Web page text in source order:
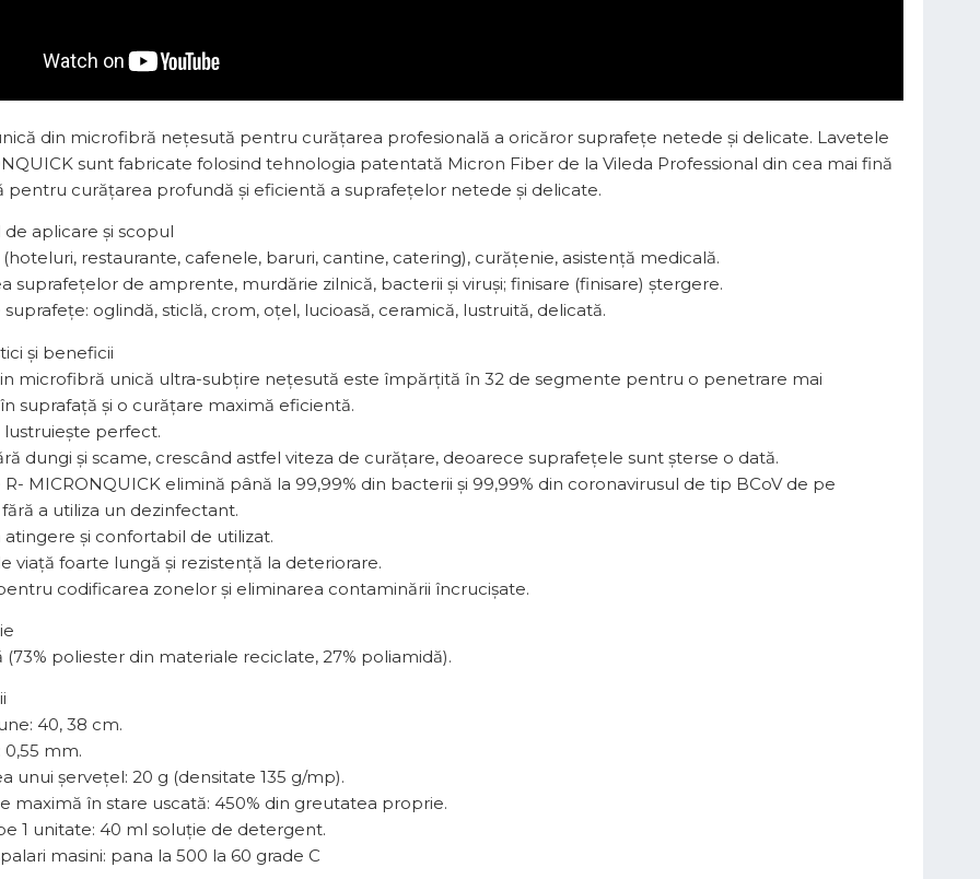
din microfibră nețesută pentru curățarea profesională a oricăror suprafețe netede și delicate. Lavetele
sunt fabricate folosind tehnologia patentată Micron Fiber de la Vileda Professional din cea mai fină
pentru curățarea profundă și eficientă a suprafețelor netede și delicate.
aplicare și scopul
(hoteluri, restaurante, cafenele, baruri, cantine, catering), curățenie, asistență medicală.
suprafețelor de amprente, murdărie zilnică, bacterii și viruși; finisare (finisare) ștergere.
suprafețe: oglindă, sticlă, crom, oțel, lucioasă, ceramică, lustruită, delicată.
și beneficii
microfibră unică ultra-subțire nețesută este împărțită în 32 de segmente pentru o penetrare mai
suprafață și o curățare maximă eficientă.
lustruiește perfect.
dungi și scame, crescând astfel viteza de curățare, deoarece suprafețele sunt șterse o dată.
MICRONQUICK elimină până la 99,99% din bacterii și 99,99% din coronavirusul de tip BCoV de pe
a utiliza un dezinfectant.
atingere și confortabil de utilizat.
viață foarte lungă și rezistență la deteriorare.
codificarea zonelor și eliminarea contaminării încrucișate.
(73% poliester din materiale reciclate, 27% poliamidă).
40, 38 cm.
0,55 mm.
unui șervețel: 20 g (densitate 135 g/mp).
maximă în stare uscată: 450% din greutatea proprie.
1 unitate: 40 ml soluție de detergent.
masini: pana la 500 la 60 grade C